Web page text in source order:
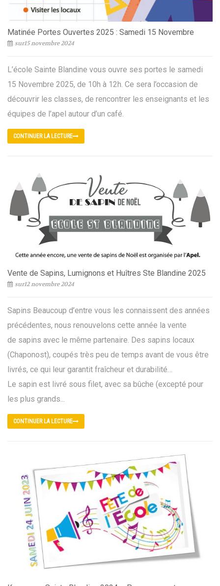
Matinée Portes Ouvertes 2025 : Samedi 15 Novembre
sur15 novembre 2024
L’école Sainte Blandine vous ouvre ses portes le samedi
15 Novembre 2025, de 10h à 12h. Ce sera l’occasion de
découvrir les classes, de rencontrer les enseignants et les
équipes de l’apel autour d’un café.
CONTINUER LA LECTURE
Vente de Sapins, Lumignons et Huîtres Ste Blandine 2025
sur12 novembre 2024
Sapins Beaucoup d’entre vous les connaissent des années
précédentes, nous renouvelons cette année la vente
de sapins avec le même partenaire. Des sapins locaux
(Chaponost), coupés très peu de temps avant de vous être
livrés, ce qui leur garantit fraîcheur et durabilité…
Le sapin est livré sous filet, avec sa bûche (excepté pour
les plus grands...
CONTINUER LA LECTURE